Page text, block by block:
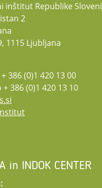
inštitut Republike
2
1115 Ljubljana
386 (0)1 420 13 00
386 (0)1 420 13 10
in INDOK CENTER